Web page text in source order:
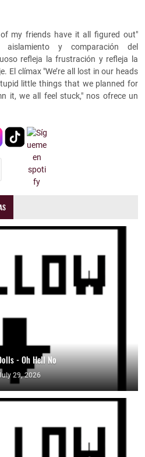
of my friends have it all figured out"
y comparación del
refleja la frustración y refleja la
El clímax "We’re all lost in our heads
little things that we planned for
it, we all feel stuck," nos ofrece un
- Oh Hell No
29, 2026